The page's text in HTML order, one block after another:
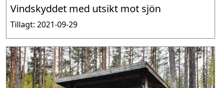
Vindskyddet med utsikt mot sjön
Tillagt: 2021-09-29